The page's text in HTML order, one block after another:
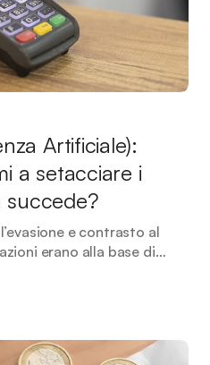
Artificiale):
a setacciare i
e contrasto al
erano alla base di…